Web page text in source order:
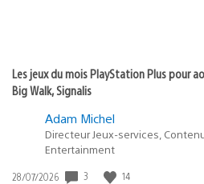
Les jeux du mois PlayStation Plus pour
Big Walk, Signalis
Adam Michel
Directeur Jeux-services,
Entertainment
Date
28/07/2026 3 14